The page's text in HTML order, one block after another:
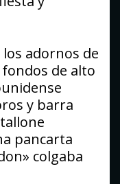
adornos de
de alto
y barra
pancarta
colgaba